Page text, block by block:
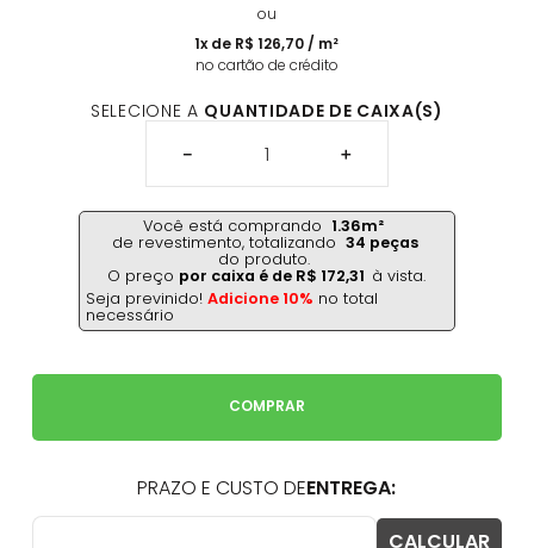
ou
1x de R$ 126,70 / m²
no cartão de crédito
SELECIONE A QUANTIDADE DE CAIXA(S)
＋
－
Você está comprando 1.36m²
de revestimento, totalizando 34 peças
do produto.
O preço por caixa é de R$ 172,31 à vista.
Seja previnido!Adicione 10% no total
necessário
COMPRAR